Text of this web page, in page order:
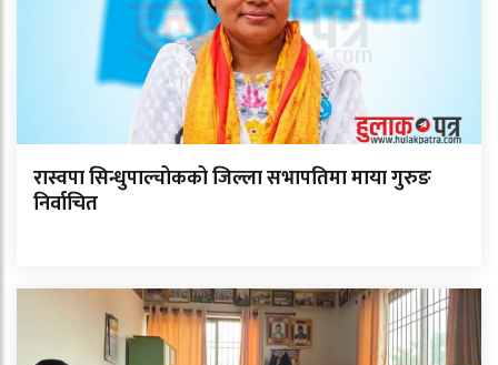
रास्वपा सिन्धुपाल्चोकको जिल्ला सभापतिमा माया गुरुङ
निर्वाचित